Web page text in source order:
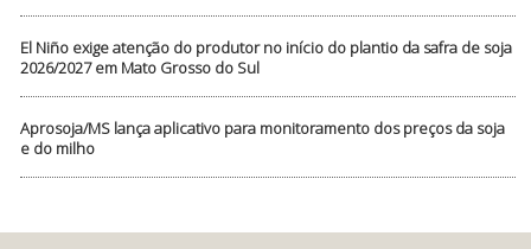
El Niño exige atenção do produtor no início do plantio da safra de soja
2026/2027 em Mato Grosso do Sul
Aprosoja/MS lança aplicativo para monitoramento dos preços da soja
e do milho